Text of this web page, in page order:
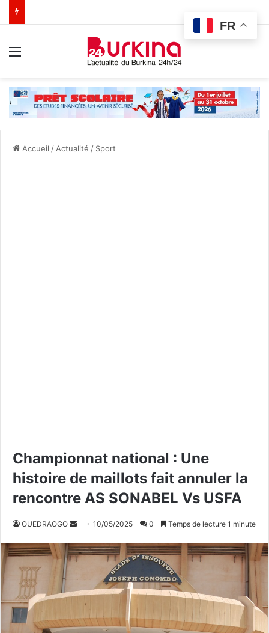
Accueil / Actualité / Sport
Championnat national : Une
histoire de maillots fait annuler la
rencontre AS SONABEL Vs USFA
OUEDRAOGO
v
y
e
u
10/05/2025 0 Temps de lecture 1 minute
FR